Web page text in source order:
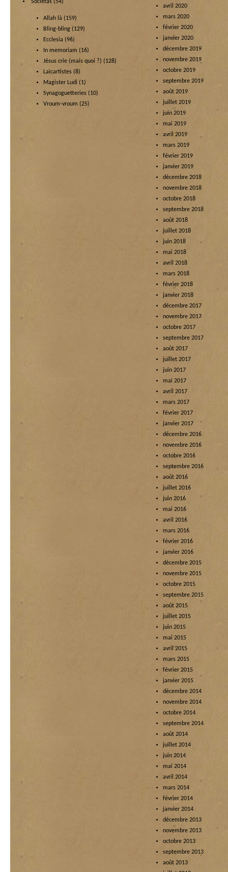
Societas (54)
Allah là (159)
Bling-bling (129)
Ecclesia (96)
In memoriam (16)
Jésus crie (mais quoi ?) (128)
Laïcartistes (8)
Magister Ludi (1)
Synagoguetteries (10)
Vroum-vroum (25)
avril 2020
mars 2020
février 2020
janvier 2020
décembre 2019
novembre 2019
octobre 2019
septembre 2019
août 2019
juillet 2019
juin 2019
mai 2019
avril 2019
mars 2019
février 2019
janvier 2019
décembre 2018
novembre 2018
octobre 2018
septembre 2018
août 2018
juillet 2018
juin 2018
mai 2018
avril 2018
mars 2018
février 2018
janvier 2018
décembre 2017
novembre 2017
octobre 2017
septembre 2017
août 2017
juillet 2017
juin 2017
mai 2017
avril 2017
mars 2017
février 2017
janvier 2017
décembre 2016
novembre 2016
octobre 2016
septembre 2016
août 2016
juillet 2016
juin 2016
mai 2016
avril 2016
mars 2016
février 2016
janvier 2016
décembre 2015
novembre 2015
octobre 2015
septembre 2015
août 2015
juillet 2015
juin 2015
mai 2015
avril 2015
mars 2015
février 2015
janvier 2015
décembre 2014
novembre 2014
octobre 2014
septembre 2014
août 2014
juillet 2014
juin 2014
mai 2014
avril 2014
mars 2014
février 2014
janvier 2014
décembre 2013
novembre 2013
octobre 2013
septembre 2013
août 2013